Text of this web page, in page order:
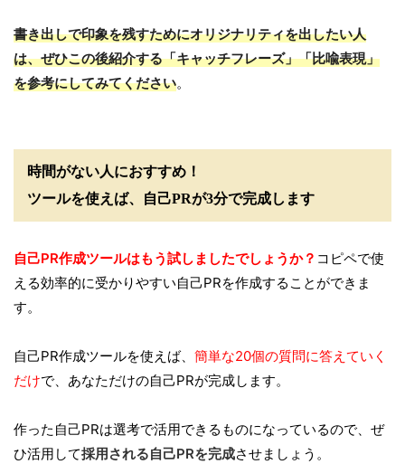
書き出しで印象を残すためにオリジナリティを出したい人
は、ぜひこの後紹介する「キャッチフレーズ」「比喩表現」
を参考にしてみてください。
時間がない人におすすめ！
ツールを使えば、自己PRが3分で完成します
自己PR作成ツールはもう試しましたでしょうか？ コピペで使
える効率的に受かりやすい自己PRを作成することができま
す。
自己PR作成ツールを使えば、 簡単な20個の質問に答えていく
だけで、あなただけの自己PRが完成します。
作った自己PRは選考で活用できるものになっているので、ぜ
ひ活用して採用される自己PRを完成させましょう。